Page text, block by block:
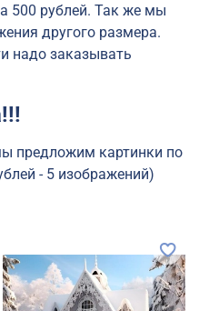
500 рублей. Так же мы
другого размера.
надо заказывать
предложим картинки по
- 5 изображений)